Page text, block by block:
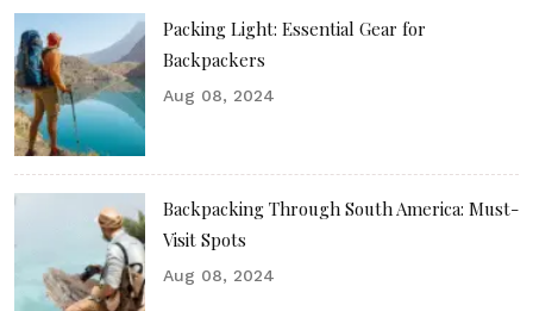
Packing Light: Essential Gear for
Backpackers
Aug 08, 2024
Backpacking Through South America: Must-
Visit Spots
Aug 08, 2024